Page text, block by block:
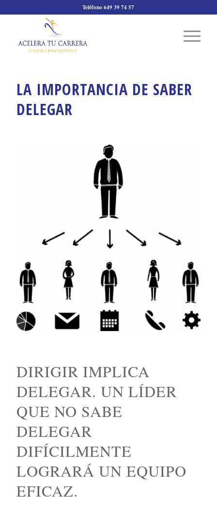
Teléfono 649 39 74 57
LA IMPORTANCIA DE SABER
DELEGAR
DIRIGIR IMPLICA
DELEGAR. UN LÍDER
QUE NO SABE
DELEGAR
DIFÍCILMENTE
LOGRARÁ UN EQUIPO
EFICAZ.